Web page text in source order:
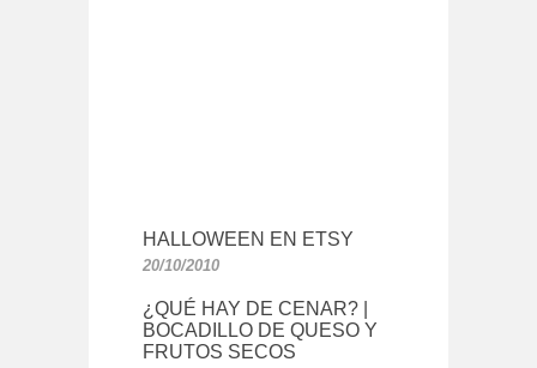
HALLOWEEN EN ETSY
20/10/2010
¿QUÉ HAY DE CENAR? |
BOCADILLO DE QUESO Y
FRUTOS SECOS